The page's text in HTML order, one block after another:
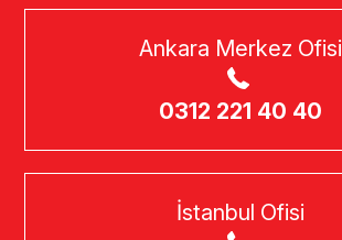
Ankara Merkez Ofisi
0312 221 40 40
İstanbul Ofisi